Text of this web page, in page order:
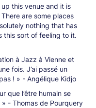
this venue and it is
are some places
nothing that has
this sort of feeling to it.
à Jazz à Vienne et
fois. J’ai passé un
! » - Angélique Kidjo
que l’être humain se
- Thomas de Pourquery